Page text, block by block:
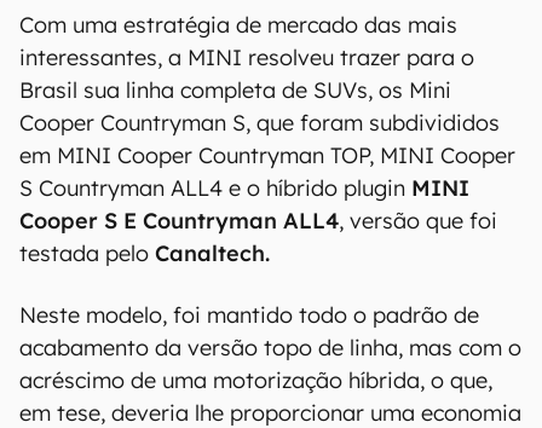
Com uma estratégia de mercado das mais
interessantes, a MINI resolveu trazer para o
Brasil sua linha completa de SUVs, os Mini
Cooper Countryman S, que foram subdivididos
em MINI Cooper Countryman TOP, MINI Cooper
S Countryman ALL4 e o híbrido plugin MINI
Cooper S E Countryman ALL4, versão que foi
testada pelo Canaltech.
Neste modelo, foi mantido todo o padrão de
acabamento da versão topo de linha, mas com o
acréscimo de uma motorização híbrida, o que,
em tese, deveria lhe proporcionar uma economia